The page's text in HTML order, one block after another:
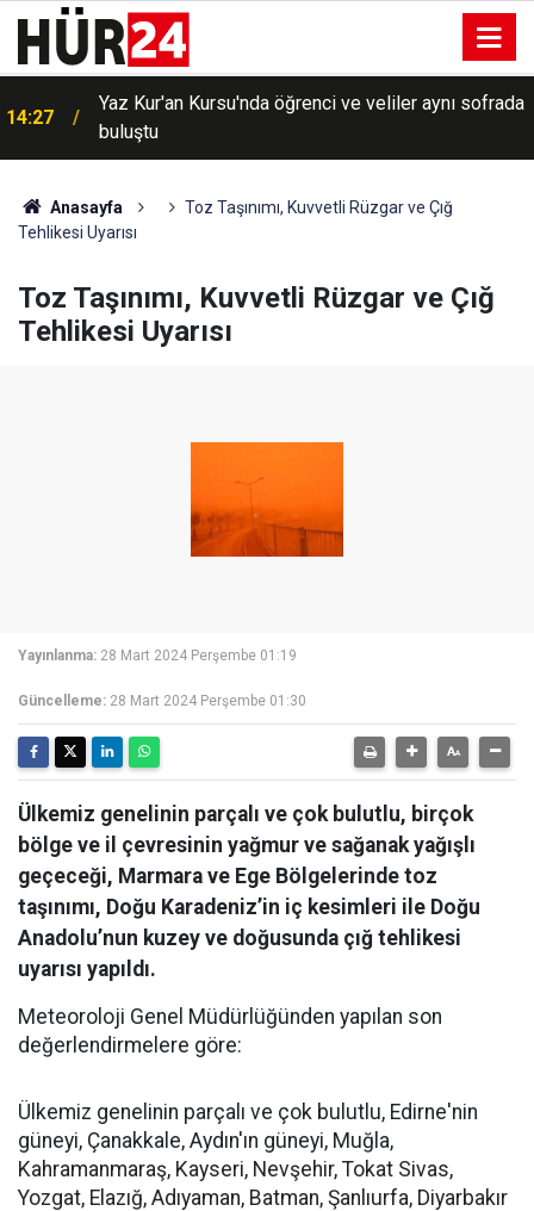
14:27
Yaz Kur'an Kursu'nda öğrenci ve veliler aynı sofrada
buluştu
Anasayfa
Toz Taşınımı, Kuvvetli Rüzgar ve Çığ
Tehlikesi Uyarısı
Toz Taşınımı, Kuvvetli Rüzgar ve Çığ
Tehlikesi Uyarısı
Yayınlanma: 28 Mart 2024 Perşembe 01:19
Güncelleme: 28 Mart 2024 Perşembe 01:30
Ülkemiz genelinin parçalı ve çok bulutlu, birçok
bölge ve il çevresinin yağmur ve sağanak yağışlı
geçeceği, Marmara ve Ege Bölgelerinde toz
taşınımı, Doğu Karadeniz’in iç kesimleri ile Doğu
Anadolu’nun kuzey ve doğusunda çığ tehlikesi
uyarısı yapıldı.
Meteoroloji Genel Müdürlüğünden yapılan son
değerlendirmelere göre:
Ülkemiz genelinin parçalı ve çok bulutlu, Edirne'nin
güneyi, Çanakkale, Aydın'ın güneyi, Muğla,
Kahramanmaraş, Kayseri, Nevşehir, Tokat Sivas,
Yozgat, Elazığ, Adıyaman, Batman, Şanlıurfa, Diyarbakır